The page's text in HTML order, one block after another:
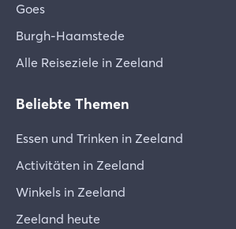
Goes
Burgh-Haamstede
Alle Reiseziele in Zeeland
Beliebte Themen
Essen und Trinken in Zeeland
Activitäten in Zeeland
Winkels in Zeeland
Zeeland heute